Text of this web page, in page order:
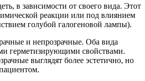
в зависимости от своего вида. Этот
реакции или под влиянием
голубой галогеновой лампы).
и непрозрачные. Оба вида
герметизирующими свойствами.
выглядят более эстетично, но